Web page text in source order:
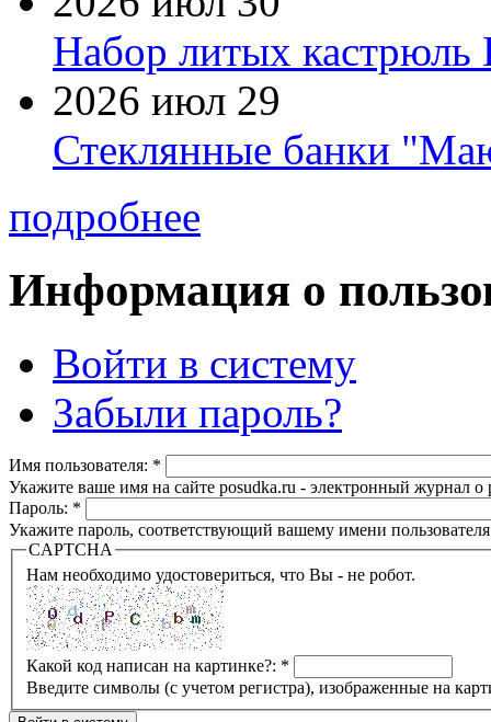
Набор литых кастрюль
2026 июл 29
Стеклянные банки
подробнее
Информация о
Войти в систему
Забыли пароль?
Имя пользователя: *
Укажите ваше имя на сайте posudka.ru - электронный журнал
Пароль: *
Укажите пароль, соответствующий вашему имени
CAPTCHA
Нам необходимо удостовериться, что Вы - не робот.
Какой код написан на картинке?: *
Введите символы (с учетом регистра), изображенные на